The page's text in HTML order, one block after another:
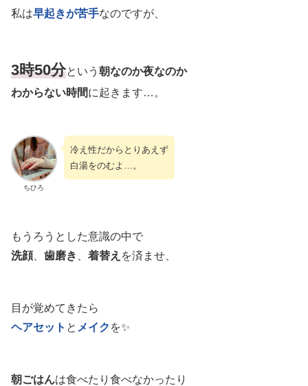
私は早起きが苦手なのですが、
3時50分という 朝なのか夜なのか
わからない時間に起きます…。
ちひろ
冷え性だからとりあえず
白湯をのむよ…。
もうろうとした意識の中で
洗顔、 歯磨き 着替え を済ませ、
目が覚めてきたら
ヘアセット と メイク を✨
朝ごはんは食べたり食べなかったり